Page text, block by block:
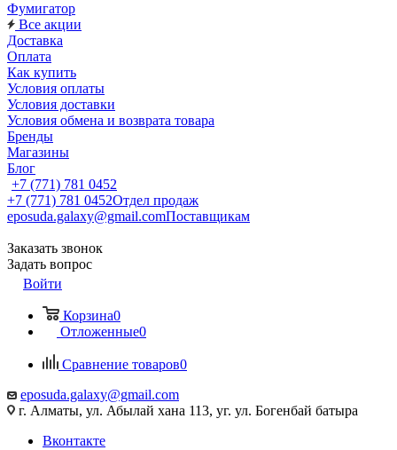
Фумигатор
Все акции
Доставка
Оплата
Как купить
Условия оплаты
Условия доставки
Условия обмена и возврата товара
Бренды
Магазины
Блог
+7 (771) 781 0452
+7 (771) 781 0452Отдел продаж
eposuda.galaxy@gmail.comПоставщикам
Заказать звонок
Задать вопрос
Войти
Корзина0
Отложенные0
Сравнение товаров0
eposuda.galaxy@gmail.com
г. Алматы, ул. Абылай хана 113, уг. ул. Богенбай батыра
Вконтакте